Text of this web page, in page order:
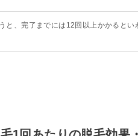
と、完了までには12回以上かかると